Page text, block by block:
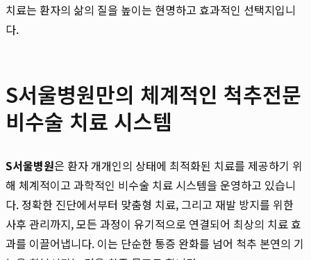
치료는 환자의 삶의 질을 높이는 현명하고 효과적인 선택지입니
다.
S서울병원만의 체계적인 척추전문
비수술 치료 시스템
S서울병원은 환자 개개인의 상태에 최적화된 치료를 제공하기 위
해 체계적이고 과학적인 비수술 치료 시스템을 운영하고 있습니
다. 정확한 진단에서부터 맞춤형 치료, 그리고 재발 방지를 위한
사후 관리까지, 모든 과정이 유기적으로 연결되어 최상의 치료 효
과를 이끌어냅니다. 이는 단순한 통증 완화를 넘어 척추 본연의 기